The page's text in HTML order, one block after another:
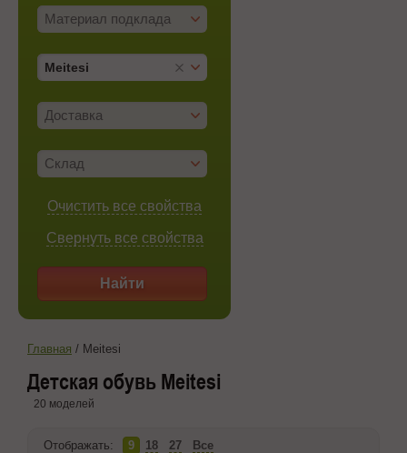
Материал подклада
Meitesi
Доставка
Склад
Очистить все свойства
Свернуть все свойства
Найти
Главная / Meitesi
Детская обувь Meitesi
20 моделей
Отображать: 9 18 27
Все